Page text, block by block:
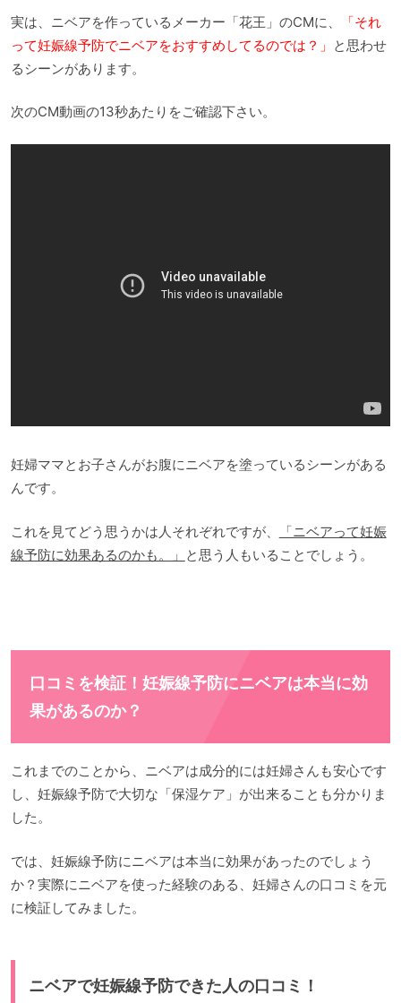
実は、ニベアを作っているメーカー「花王」のCMに、
「それ
って妊娠線予防でニベアをおすすめしてるのでは？」 と思わせ
るシーンがあります。
次のCM動画の13秒あたりをご確認下さい。
妊婦ママとお子さんがお腹にニベアを塗っているシーンがある
んです。
これを見てどう思うかは人それぞれですが、
「ニベアって妊娠
線予防に効果あるのかも。」 と思う人もいることでしょう。
口コミを検証！妊娠線予防にニベアは本当に効
果があるのか？
これまでのことから、ニベアは成分的には妊婦さんも安心です
し、妊娠線予防で大切な「保湿ケア」が出来ることも分かりま
した。
では、妊娠線予防にニベアは本当に効果があったのでしょう
か？実際にニベアを使った経験のある、妊婦さんの口コミを元
に検証してみました。
ニベアで妊娠線予防できた人の口コミ！